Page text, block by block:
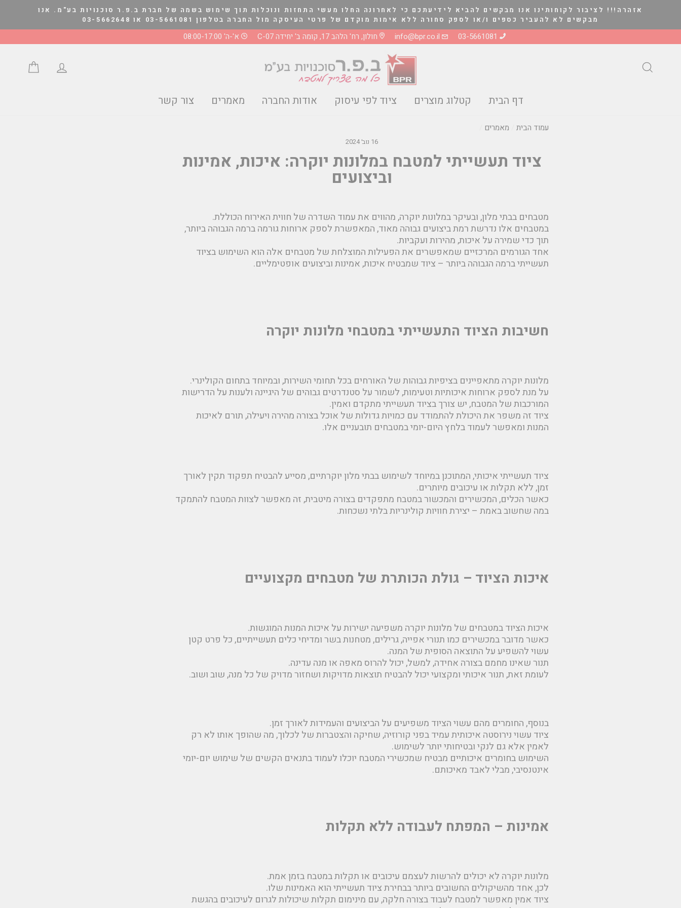
אזהרה!!! לציבור לקוחותינו אנו מבקשים להביא לידיעתכם כי לאחרונה החלו מעשי התחזות ונוכלות תוך שימוש בשמה של חברת ב.פ.ר סוכנויות בע"מ. אנו
מבקשים לא להעביר כספים ו/או לספק סחורה ללא אימות מוקדם של פרטי העיסקה מול החברה בטלפון 03-5661081 או 03-5662648
03-5661081
info@bpr.co.il חולון, רח' הלהב 17, קומה ב' יחידה C-07 א'-ה' 08:00-17:00
התחבר/י
דף הבית קטלוג מוצרים ציוד לפי עיסוק אודות החברה מאמרים צור קשר
עמוד הבית מאמרים
16 נוב׳ 2024
ציוד תעשייתי למטבח במלונות יוקרה: איכות, אמינות
וביצועים
מטבחים בבתי מלון, ובעיקר במלונות יוקרה, מהווים את עמוד השדרה של חווית האירוח הכוללת.
במטבחים אלו נדרשת רמת ביצועים גבוהה מאוד, המאפשרת לספק ארוחות גורמה ברמה הגבוהה ביותר,
תוך כדי שמירה על איכות, מהירות ועקביות.
אחד הגורמים המרכזיים שמאפשרים את הפעילות המוצלחת של מטבחים אלה הוא השימוש בציוד
תעשייתי ברמה הגבוהה ביותר – ציוד שמבטיח איכות, אמינות וביצועים אופטימליים.
חשיבות הציוד התעשייתי במטבחי מלונות יוקרה
מלונות יוקרה מתאפיינים בציפיות גבוהות של האורחים בכל תחומי השירות, ובמיוחד בתחום הקולינרי.
על מנת לספק ארוחות איכותיות וטעימות, לשמור על סטנדרטים גבוהים של היגיינה ולענות על הדרישות
המורכבות של המטבח, יש צורך בציוד תעשייתי מתקדם ואמין.
ציוד זה משפר את היכולת להתמודד עם כמויות גדולות של אוכל בצורה מהירה ויעילה, תורם לאיכות
המנות ומאפשר לעמוד בלחץ היום-יומי במטבחים תובעניים אלו.
ציוד תעשייתי איכותי, המתוכנן במיוחד לשימוש בבתי מלון יוקרתיים, מסייע להבטיח תפקוד תקין לאורך
זמן, ללא תקלות או עיכובים מיותרים.
כאשר הכלים, המכשירים והמכשור במטבח מתפקדים בצורה מיטבית, זה מאפשר לצוות המטבח להתמקד
במה שחשוב באמת – יצירת חוויות קולינריות בלתי נשכחות.
איכות הציוד – גולת הכותרת של מטבחים מקצועיים
איכות הציוד במטבחים של מלונות יוקרה משפיעה ישירות על איכות המנות המוגשות.
כאשר מדובר במכשירים כמו תנורי אפייה, גרילים, מטחנות בשר ומדיחי כלים תעשייתיים, כל פרט קטן
עשוי להשפיע על התוצאה הסופית של המנה.
תנור שאינו מחמם בצורה אחידה, למשל, יכול להרוס מאפה או מנה עדינה.
לעומת זאת, תנור איכותי ומקצועי יכול להבטיח תוצאות מדויקות ושחזור מדויק של כל מנה, שוב ושוב.
בנוסף, החומרים מהם עשוי הציוד משפיעים על הביצועים והעמידות לאורך זמן.
ציוד עשוי נירוסטה איכותית עמיד בפני קורוזיה, שחיקה והצטברות של לכלוך, מה שהופך אותו לא רק
לאמין אלא גם לנקי ובטיחותי יותר לשימוש.
השימוש בחומרים איכותיים מבטיח שמכשירי המטבח יוכלו לעמוד בתנאים הקשים של שימוש יום-יומי
אינטנסיבי, מבלי לאבד מאיכותם.
אמינות – המפתח לעבודה ללא תקלות
מלונות יוקרה לא יכולים להרשות לעצמם עיכובים או תקלות במטבח בזמן אמת.
לכן, אחד מהשיקולים החשובים ביותר בבחירת ציוד תעשייתי הוא האמינות שלו.
ציוד אמין מאפשר למטבח לעבוד בצורה חלקה, עם מינימום תקלות שיכולות לגרום לעיכובים בהגשת